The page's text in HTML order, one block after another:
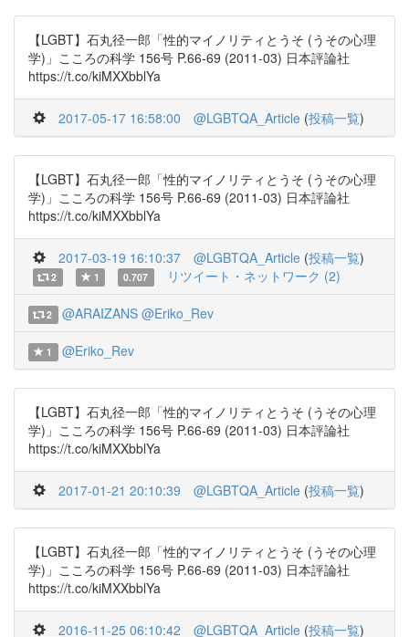
【LGBT】石丸径一郎「性的マイノリティとうそ (うその心理
学)」こころの科学 156号 P.66-69 (2011-03) 日本評論社
https://t.co/kiMXXbblYa
2017-05-17 16:58:00 @LGBTQA_Article (投稿一覧)
【LGBT】石丸径一郎「性的マイノリティとうそ (うその心理
学)」こころの科学 156号 P.66-69 (2011-03) 日本評論社
https://t.co/kiMXXbblYa
2017-03-19 16:10:37 @LGBTQA_Article (投稿一覧)
2 1 0.707 リツイート・ネットワーク (2)
2 @ARAIZANS @Eriko_Rev
1 @Eriko_Rev
【LGBT】石丸径一郎「性的マイノリティとうそ (うその心理
学)」こころの科学 156号 P.66-69 (2011-03) 日本評論社
https://t.co/kiMXXbblYa
2017-01-21 20:10:39 @LGBTQA_Article (投稿一覧)
【LGBT】石丸径一郎「性的マイノリティとうそ (うその心理
学)」こころの科学 156号 P.66-69 (2011-03) 日本評論社
https://t.co/kiMXXbblYa
2016-11-25 06:10:42 @LGBTQA_Article (投稿一覧)